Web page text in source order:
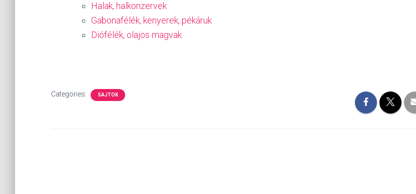
Halak, halkonzervek
Gabonafélék, kenyerek, pékáruk
Diófélék, olajos magvak
Categories: SAJTOK